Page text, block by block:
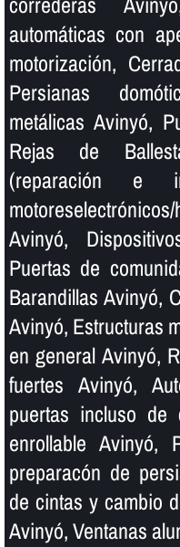
automáticas con
motorización,
Persianas
metálicas Avinyó,
Rejas de
(reparación e
Avinyó,
Puertas de
Barandillas Avinyó,
Avinyó, Estructuras
en general Avinyó,
fuertes Avinyó,
puertas incluso de
enrollable Avinyó,
preparacón de
de cintas y cambio
Avinyó, Ventanas